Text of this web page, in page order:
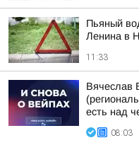
Пьяный
Ленина в
11:33
есть над
08:03